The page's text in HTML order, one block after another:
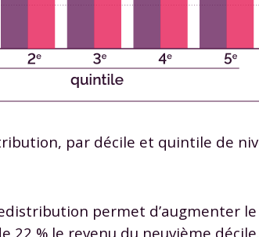
par décile et quintile de
permet d’augmenter
22 % le revenu du neuvième décile.